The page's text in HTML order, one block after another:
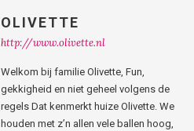
OLIVETTE
http://www.olivette.nl
Welkom bij familie Olivette, Fun,
gekkigheid en niet geheel volgens de
regels Dat kenmerkt huize Olivette. We
houden met z’n allen vele ballen hoog,